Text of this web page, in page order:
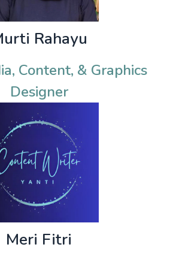
Rahayu
Content, & Graphics
Designer
Meri Fitri